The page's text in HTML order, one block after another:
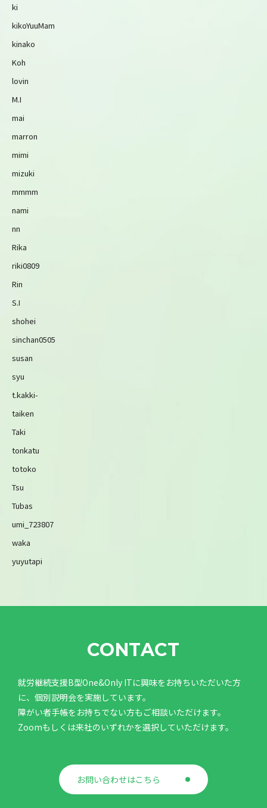
ki
kikoYuuMam
kinako
Koh
lovin
M.I
mai
marron
mimi
mizuki
mmmm
nami
nn
Rika
riki0809
Rin
S.I
shohei
sinchan0505
susan
syu
t.kakki-
taiken
Taki
tonkatu
totoko
Tsu
Tubas
umi_723807
waka
yuyutapi
CONTACT
就労継続支援B型One&Only ITに興味をお持ちいただいた方
に、個別説明会を実施しています。
障がい者手帳をお持ちでない方もご相談いただけます。
Zoomもしくは来社のいずれかを選択していただけます。
お問い合わせはこちら